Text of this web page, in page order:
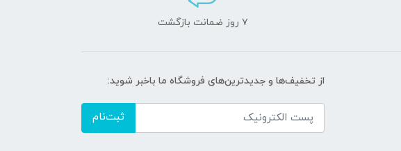
۷ روز ضمانت بازگشت
از تخفیف‌ها و جدیدترین‌های فروشگاه ما باخبر شوید:
ثبت‌نام